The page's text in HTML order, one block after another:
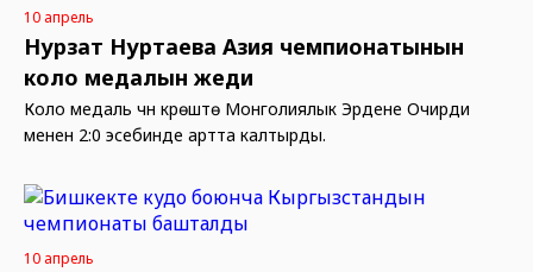
10 апрель
Нурзат Нуртаева Азия чемпионатынын
коло медалын жеңди
Коло медаль үчүн күрөштө Монголиялык Эрдене Очирди
менен 2:0 эсебинде артта калтырды.
10 апрель